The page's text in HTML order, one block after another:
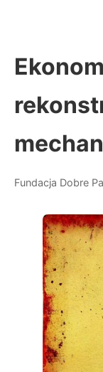
Fundacja Dobre